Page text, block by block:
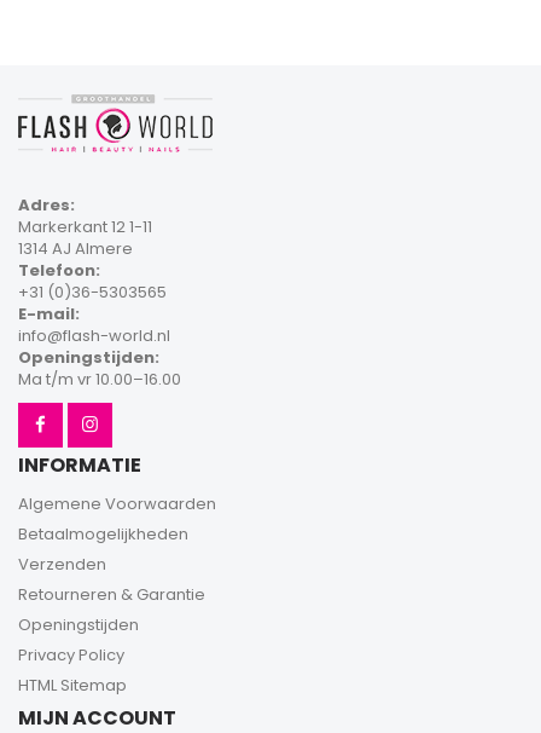
Adres:
Markerkant 12 1-11
1314 AJ Almere
Telefoon:
+31 (0)36-5303565
E-mail:
info@flash-world.nl
Openingstijden:
Ma t/m vr 10.00–16.00
INFORMATIE
Algemene Voorwaarden
Betaalmogelijkheden
Verzenden
Retourneren & Garantie
Openingstijden
Privacy Policy
HTML Sitemap
MIJN ACCOUNT